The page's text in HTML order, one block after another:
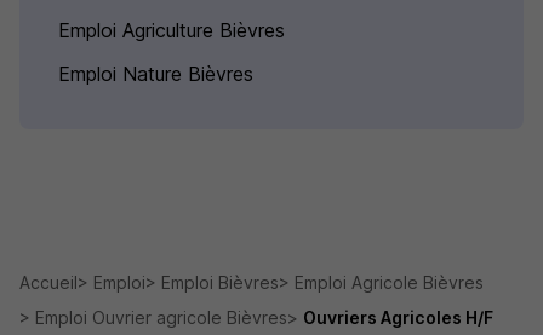
Emploi Agriculture Bièvres
Emploi Nature Bièvres
Accueil Emploi Emploi Bièvres
Emploi Agricole Bièvres
Emploi Ouvrier agricole Bièvres
Ouvriers Agricoles H/F